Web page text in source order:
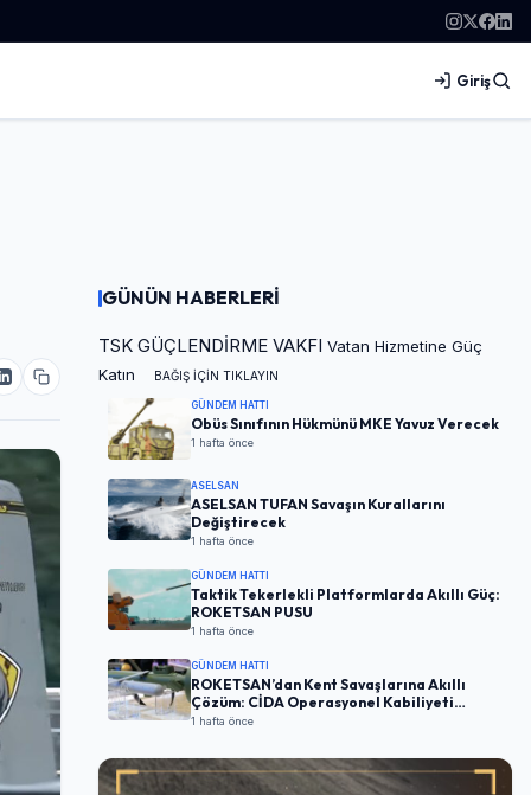
Giriş
GÜNÜN HABERLERİ
TSK GÜÇLENDİRME VAKFI Vatan Hizmetine Güç
Katın
BAĞIŞ İÇİN TIKLAYIN
GÜNDEM HATTI
Obüs Sınıfının Hükmünü MKE Yavuz Verecek
1 hafta önce
ASELSAN
ASELSAN TUFAN Savaşın Kurallarını
Değiştirecek
1 hafta önce
GÜNDEM HATTI
Taktik Tekerlekli Platformlarda Akıllı Güç:
ROKETSAN PUSU
1 hafta önce
GÜNDEM HATTI
ROKETSAN’dan Kent Savaşlarına Akıllı
Çözüm: CİDA Operasyonel Kabiliyeti
Artırıyor
1 hafta önce